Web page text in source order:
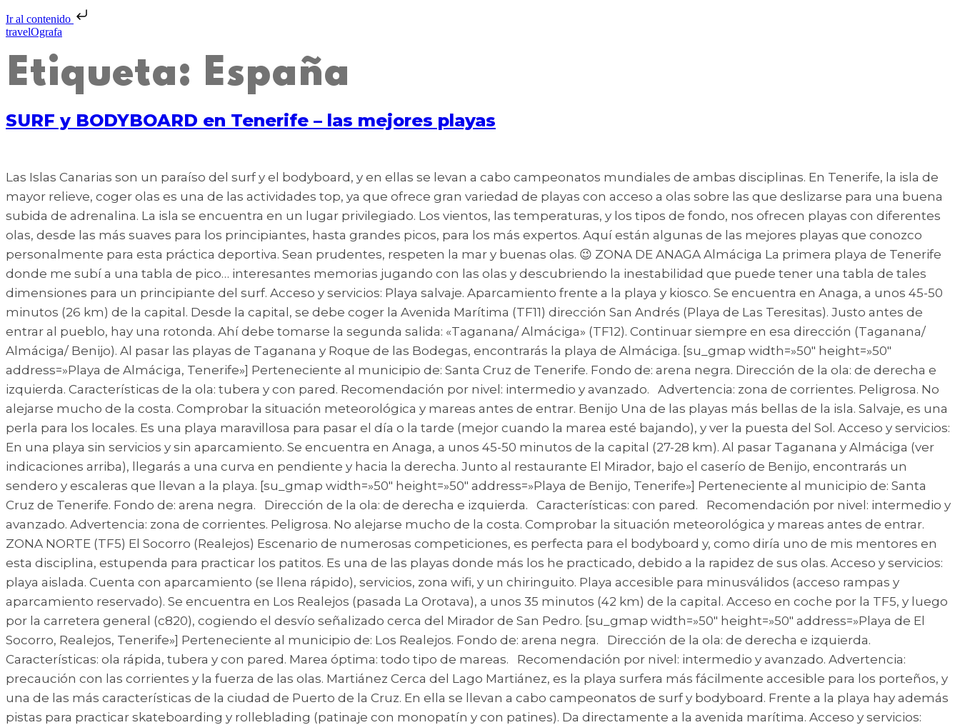
Ir al contenido
travelOgrafa
Etiqueta: España
SURF y BODYBOARD en Tenerife – las mejores playas
Las Islas Canarias son un paraíso del surf y el bodyboard, y en ellas se levan a cabo campeonatos mundiales de ambas disciplinas. En Tenerife, la isla de
mayor relieve, coger olas es una de las actividades top, ya que ofrece gran variedad de playas con acceso a olas sobre las que deslizarse para una buena
subida de adrenalina. La isla se encuentra en un lugar privilegiado. Los vientos, las temperaturas, y los tipos de fondo, nos ofrecen playas con diferentes
olas, desde las más suaves para los principiantes, hasta grandes picos, para los más expertos. Aquí están algunas de las mejores playas que conozco
personalmente para esta práctica deportiva. Sean prudentes, respeten la mar y buenas olas. 😉 ZONA DE ANAGA Almáciga La primera playa de Tenerife
donde me subí a una tabla de pico… interesantes memorias jugando con las olas y descubriendo la inestabilidad que puede tener una tabla de tales
dimensiones para un principiante del surf. Acceso y servicios: Playa salvaje. Aparcamiento frente a la playa y kiosco. Se encuentra en Anaga, a unos 45-50
minutos (26 km) de la capital. Desde la capital, se debe coger la Avenida Marítima (TF11) dirección San Andrés (Playa de Las Teresitas). Justo antes de
entrar al pueblo, hay una rotonda. Ahí debe tomarse la segunda salida: «Taganana/ Almáciga» (TF12). Continuar siempre en esa dirección (Taganana/
Almáciga/ Benijo). Al pasar las playas de Taganana y Roque de las Bodegas, encontrarás la playa de Almáciga. [su_gmap width=»50″ height=»50″
address=»Playa de Almáciga, Tenerife»] Perteneciente al municipio de: Santa Cruz de Tenerife. Fondo de: arena negra. Dirección de la ola: de derecha e
izquierda. Características de la ola: tubera y con pared. Recomendación por nivel: intermedio y avanzado. Advertencia: zona de corrientes. Peligrosa. No
alejarse mucho de la costa. Comprobar la situación meteorológica y mareas antes de entrar. Benijo Una de las playas más bellas de la isla. Salvaje, es una
perla para los locales. Es una playa maravillosa para pasar el día o la tarde (mejor cuando la marea esté bajando), y ver la puesta del Sol. Acceso y servicios:
En una playa sin servicios y sin aparcamiento. Se encuentra en Anaga, a unos 45-50 minutos de la capital (27-28 km). Al pasar Taganana y Almáciga (ver
indicaciones arriba), llegarás a una curva en pendiente y hacia la derecha. Junto al restaurante El Mirador, bajo el caserío de Benijo, encontrarás un
sendero y escaleras que llevan a la playa. [su_gmap width=»50″ height=»50″ address=»Playa de Benijo, Tenerife»] Perteneciente al municipio de: Santa
Cruz de Tenerife. Fondo de: arena negra. Dirección de la ola: de derecha e izquierda. Características: con pared. Recomendación por nivel: intermedio y
avanzado. Advertencia: zona de corrientes. Peligrosa. No alejarse mucho de la costa. Comprobar la situación meteorológica y mareas antes de entrar.
ZONA NORTE (TF5) El Socorro (Realejos) Escenario de numerosas competiciones, es perfecta para el bodyboard y, como diría uno de mis mentores en
esta disciplina, estupenda para practicar los patitos. Es una de las playas donde más los he practicado, debido a la rapidez de sus olas. Acceso y servicios:
playa aislada. Cuenta con aparcamiento (se llena rápido), servicios, zona wifi, y un chiringuito. Playa accesible para minusválidos (acceso rampas y
aparcamiento reservado). Se encuentra en Los Realejos (pasada La Orotava), a unos 35 minutos (42 km) de la capital. Acceso en coche por la TF5, y luego
por la carretera general (c820), cogiendo el desvío señalizado cerca del Mirador de San Pedro. [su_gmap width=»50″ height=»50″ address=»Playa de El
Socorro, Realejos, Tenerife»] Perteneciente al municipio de: Los Realejos. Fondo de: arena negra. Dirección de la ola: de derecha e izquierda.
Características: ola rápida, tubera y con pared. Marea óptima: todo tipo de mareas. Recomendación por nivel: intermedio y avanzado. Advertencia:
precaución con las corrientes y la fuerza de las olas. Martiánez Cerca del Lago Martiánez, es la playa surfera más fácilmente accesible para los porteños, y
una de las más características de la ciudad de Puerto de la Cruz. En ella se llevan a cabo campeonatos de surf y bodyboard. Frente a la playa hay además
pistas para practicar skateboarding y rolleblading (patinaje con monopatín y con patines). Da directamente a la avenida marítima. Acceso y servicios: